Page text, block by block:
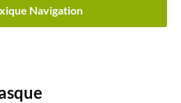
Navigation